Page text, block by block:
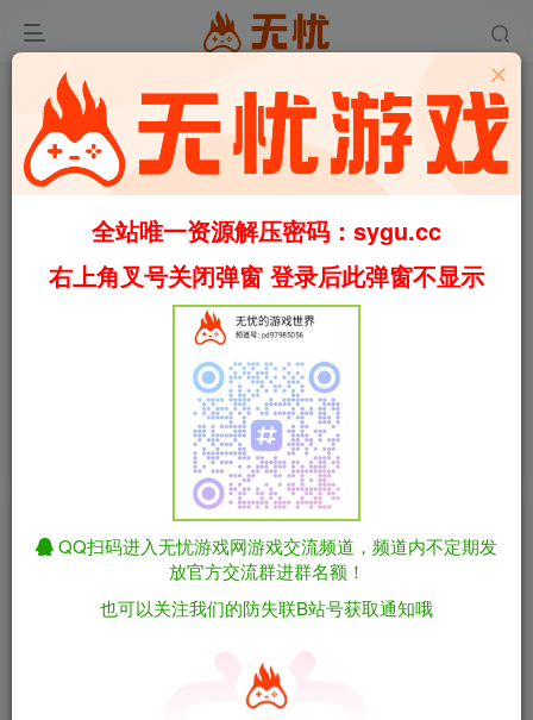
00:00/01:35 speed
极限竞速：地平线6/Forza Horizon 6 v382.893
正式离线版 无需登录微软账号 包含全DLC 附有风
籁614辆车存档（官中）
叶无忧
1个月前更新
关注 私信
正式离线版 无需登录微软账号 包含全DLC 附有风籁614辆
全站唯一资源解压密码：sygu.cc
右上角叉号关闭弹窗 登录后此弹窗不显示
QQ扫码进入无忧游戏网游戏交流频道，频道内不定期发
放官方交流群进群名额！
也可以关注我们的防失联B站号获取通知哦